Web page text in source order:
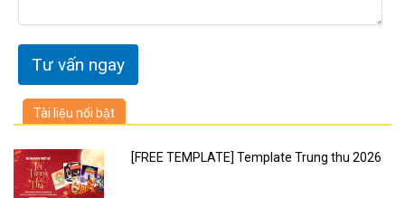
Tài liệu nổi bật
[FREE TEMPLATE] Template Trung thu 2026